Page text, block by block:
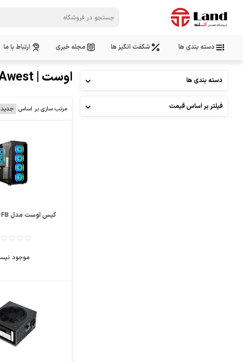
دسته بندی ها شگفت انگیز ها مجله خبری ارتباط با ما
دسته بندی ها
فیلتر بر اساس قیمت
اوست | Awest
مرتب سازی بر اساس
کیس اوست مدل GT-AV401-FB
موجود